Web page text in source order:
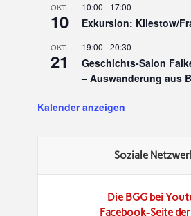
OKT.
10
10:00 - 17:00
Exkursion: Kliestow/
OKT.
21
19:00 -20:30
Geschichts-Salon
– Auswanderung aus
Kalender anzeigen
Soziale
Die BGG bei
Facebook-Seite